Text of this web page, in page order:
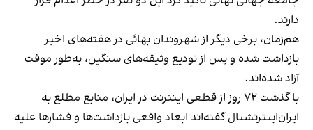
دارند.
هم‌زمان، برخی دیگر از شهروندان بهائی در هفته‌های اخیر
بازداشت شده و پس از تودیع وثیقه‌های سنگین، به‌طور موقت
آزاد شده‌اند.
با گذشت ۷۲ روز از قطعی اینترنت در ایران، منابع مطلع به
ایران‌اینترنشنال گفته‌اند ابعاد واقعی بازداشت‌ها و فشارها علیه